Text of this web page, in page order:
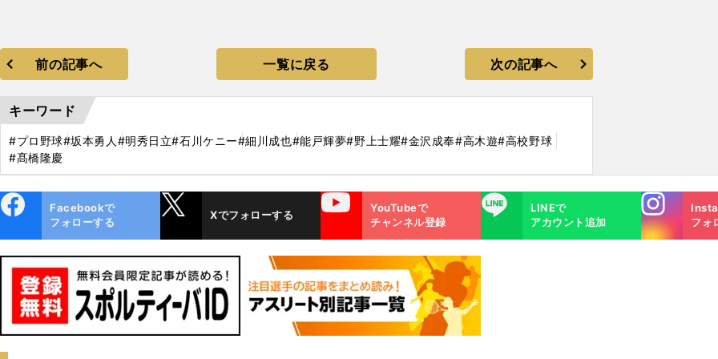
前の記事へ 一覧に戻る 次の記事へ
キーワード
#プロ野球#坂本勇人 #明秀日立#石川ケニー#細川成也#能戸輝夢#野上士耀#金沢成奉#高木遊#高校野球
#髙橋隆慶
ok
Facebookで
フォローする
Xでフォローする
YouTube
YouTubeで
チャンネル登録
LINE
LINEで
アカウント追加
Instagra
m
フォ